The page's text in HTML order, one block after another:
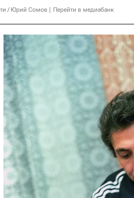
/ Юрий Сомов Перейти в медиабанк